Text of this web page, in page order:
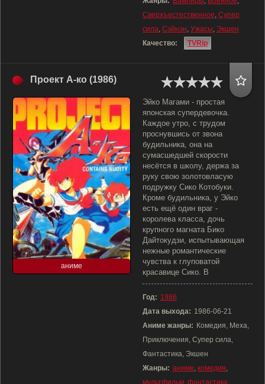
Сверхъестественное, Супер
сила, Сэйнэн, Ужасы, Экшен
Качество:
TVRip
Проект А-ко (1986)
аниме
Эйко Магами - простая
японская супердевочка.
Каждое утро, с трудом
проснувшись от звона
будильника, она на
сумасшедшей скорости
несётся в школу, держа за
руку свою золотовласую
подружку Сико Котобуки.
Кроме будильника, у Эйко
есть ещё один враг -
королева класса, дочь
крупного магната Бико
Дайтокудзи, испытывающая
нежные романтические
чувства к глуповатой
красавице Сико. В
Год: 1986
Дата выхода: 1986-06-21
Аниме жанры: Комедия, Меха,
Приключения, Супер сила,
Фантастика, Экшен
Жанры: аниме, комедия,
мультфильм фантастика